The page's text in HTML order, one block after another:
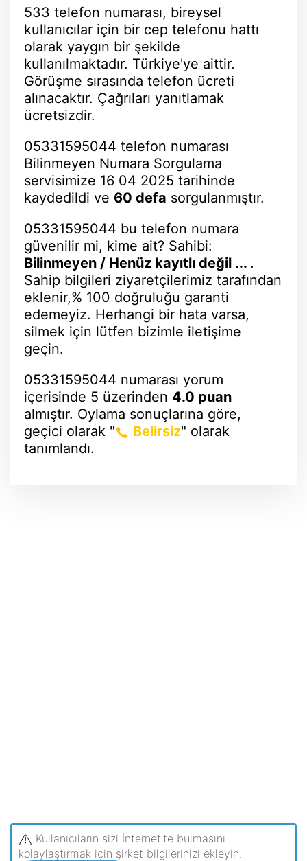
533 telefon numarası, bireysel
kullanıcılar için bir cep telefonu hattı
olarak yaygın bir şekilde
kullanılmaktadır. Türkiye'ye aittir.
Görüşme sırasında telefon ücreti
alınacaktır. Çağrıları yanıtlamak
ücretsizdir.
05331595044 telefon numarası
Bilinmeyen Numara Sorgulama
servisimize 16 04 2025 tarihinde
kaydedildi ve 60 defa sorgulanmıştır.
05331595044 bu telefon numara
güvenilir mi, kime ait? Sahibi:
Bilinmeyen / Henüz kayıtlı değil ... .
Sahip bilgileri ziyaretçilerimiz tarafından
eklenir,% 100 doğruluğu garanti
edemeyiz. Herhangi bir hata varsa,
silmek için lütfen bizimle iletişime
geçin.
05331595044 numarası yorum
içerisinde 5 üzerinden 4.0 puan
almıştır. Oylama sonuçlarına göre,
geçici olarak "
Belirsiz" olarak
tanımlandı.
Kullanıcıların sizi İnternet'te bulmasını
kolaylaştırmak için şirket bilgilerinizi ekleyin.